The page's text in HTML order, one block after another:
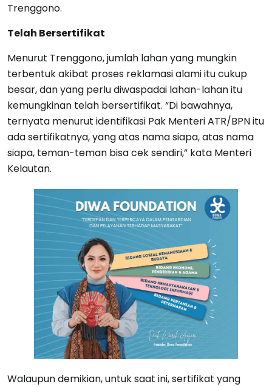
Trenggono.
Telah Bersertifikat
Menurut Trenggono, jumlah lahan yang mungkin
terbentuk akibat proses reklamasi alami itu cukup
besar, dan yang perlu diwaspadai lahan-lahan itu
kemungkinan telah bersertifikat. “Di bawahnya,
ternyata menurut identifikasi Pak Menteri ATR/BPN itu
ada sertifikatnya, yang atas nama siapa, atas nama
siapa, teman-teman bisa cek sendiri,” kata Menteri
Kelautan.
Walaupun demikian, untuk saat ini, sertifikat yang